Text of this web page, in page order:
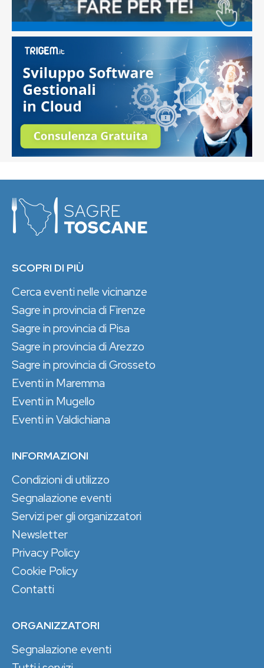
SCOPRI DI PIÙ
Cerca eventi nelle vicinanze
Sagre in provincia di Firenze
Sagre in provincia di Pisa
Sagre in provincia di Arezzo
Sagre in provincia di Grosseto
Eventi in Maremma
Eventi in Mugello
Eventi in Valdichiana
INFORMAZIONI
Condizioni di utilizzo
Segnalazione eventi
Servizi per gli organizzatori
Newsletter
Privacy Policy
Cookie Policy
Contatti
ORGANIZZATORI
Segnalazione eventi